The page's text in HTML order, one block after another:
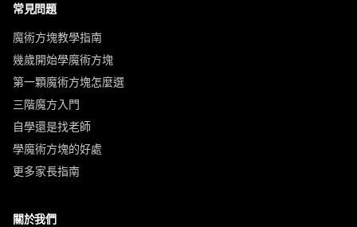
常見問題
魔術方塊教學指南
幾歲開始學魔術方塊
第一顆魔術方塊怎麼選
三階魔方入門
自學還是找老師
學魔術方塊的好處
更多家長指南
關於我們